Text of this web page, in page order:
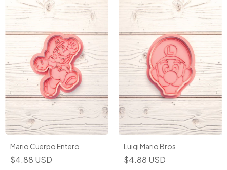
Mario Cuerpo Entero
$4.88 USD
Luigi Mario Bros
$4.88 USD